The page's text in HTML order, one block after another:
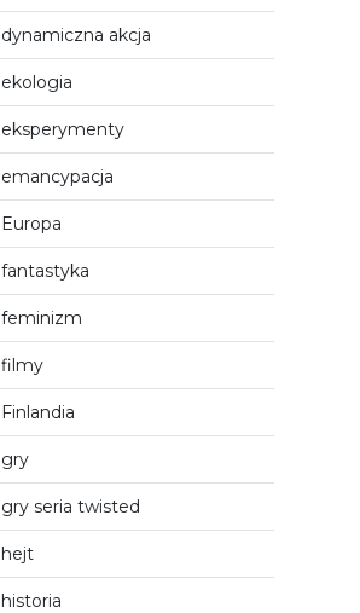
dynamiczna akcja
ekologia
eksperymenty
emancypacja
Europa
fantastyka
feminizm
filmy
Finlandia
gry
gry seria twisted
hejt
historia